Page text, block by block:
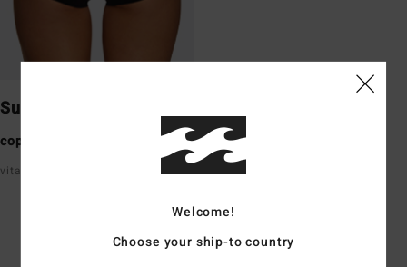
Surf Short
copertura massima
vita molto alta, sopra l’ombelico
Recensioni dei clienti
Welcome!
Choose your ship-to country